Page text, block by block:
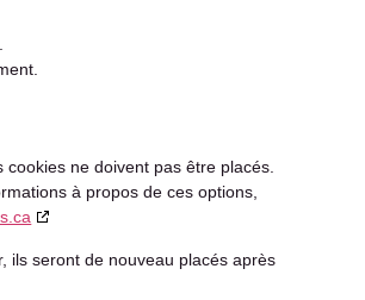
ne doivent pas être placés.
à propos de ces options,
ils seront de nouveau placés après